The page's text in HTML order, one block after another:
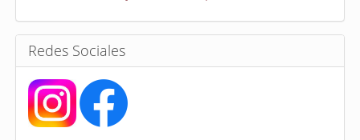
a
s
Redes Sociales